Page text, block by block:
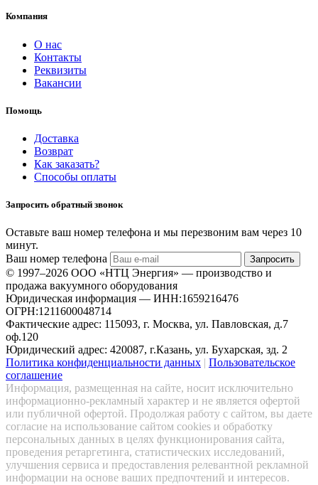
Компания
О нас
Контакты
Реквизиты
Вакансии
Помощь
Доставка
Возврат
Как заказать?
Способы оплаты
Запросить обратный звонок
Оставьте ваш номер телефона и мы перезвоним вам через 10
минут.
Ваш номер телефона
Запросить
© 1997–2026 ООО «НТЦ Энергия» — производство и
продажа вакуумного оборудования
Юридическая информация — ИНН:1659216476
ОГРН:1211600048714
Фактические адрес: 115093, г. Москва, ул. Павловская, д.7
оф.120
Юридический адрес: 420087, г.Казань, ул. Бухарская, зд. 2
Политика конфиденциальности данных | Пользовательское
соглашение
Информация, размещенная на сайте, носит исключительно
информационно-рекламный характер и не является офертой
или публичной офертой. Продолжая работу с сайтом, вы даете
согласие на использование сайтом cookies и обработку
персональных данных в целях функционирования сайта,
проведения ретаргетинга, статистических исследований,
улучшения сервиса и предоставления релевантной рекламной
информации на основе ваших предпочтений и интересов.